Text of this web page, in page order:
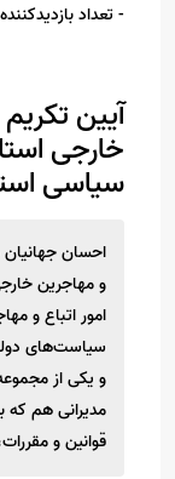
- تعداد بازدیدکننده:
آیین
خارجی
سیاسی
احسان جهانیان
و مهاجرین
امور اتباع و
سیاست‌های
و یکی از
مدیرانی هم که
قوانین و